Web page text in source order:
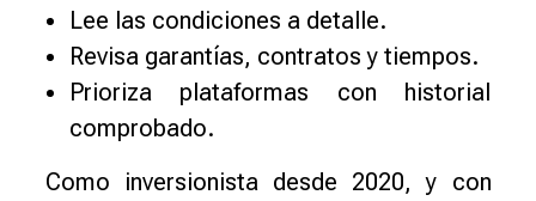
Lee las condiciones a detalle.
Revisa garantías, contratos y tiempos.
Prioriza plataformas con historial
comprobado.
Como inversionista desde 2020, y con